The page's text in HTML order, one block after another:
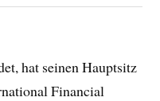
hat seinen Hauptsitz
Financial